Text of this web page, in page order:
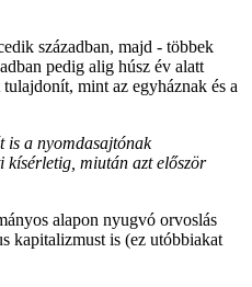
században, majd - többek
pedig alig húsz év alatt
mint az egyháznak és a
is a nyomdasajtónak
kísérletig, miután azt először
alapon nyugvó orvoslás
kapitalizmust is (ez utóbbiakat